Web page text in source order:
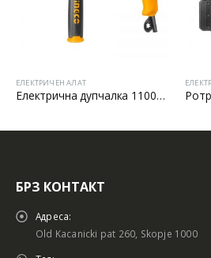
ЕЛЕКТРИЧЕН АЛАТ
Електрична дупчалка 1100W 16 ФУТЕР:
БРЗ КОНТАКТ
Адреса:
Old Kacanicki pat 260, Skopje 1000